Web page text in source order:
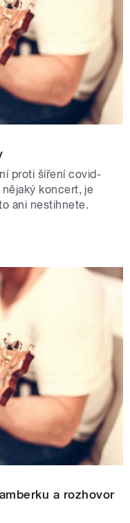
proti šíření covid-
koncert, je
ani nestihnete.
a rozhovor